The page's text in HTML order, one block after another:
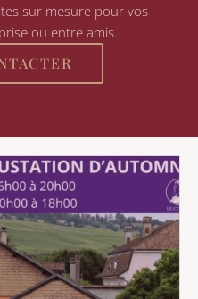
sur mesure pour vos
ou entre amis.